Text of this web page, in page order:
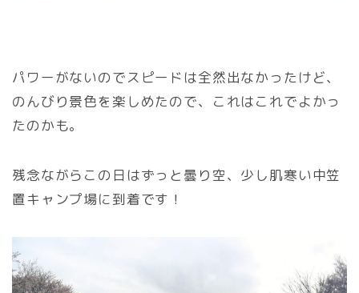
パワーがないのでスピードは全然出なかったけど、
のんびり景色を楽しめたので、これはこれでよかっ
たのかも。
残念ながらこの日はずっと曇り空、少し肌寒い中笠
置キャンプ場に到着です！